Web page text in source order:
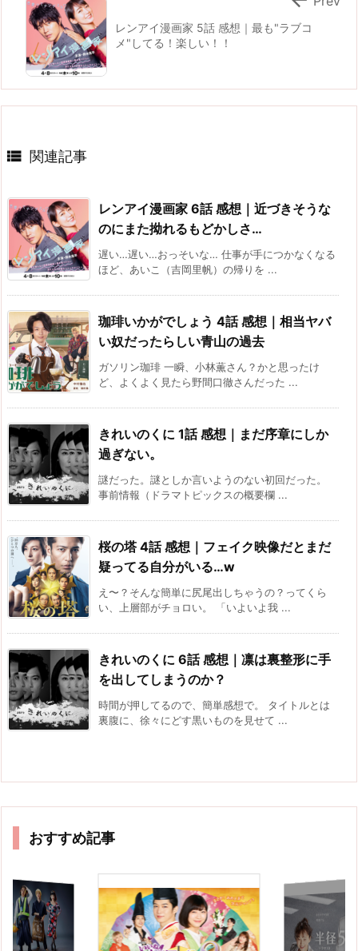
レンアイ漫画家 5話 感想｜最も"ラブコ
メ"してる！楽しい！！
 関連記事
レンアイ漫画家 6話 感想｜近づきそうな
のにまた拗れるもどかしさ…
遅い…遅い…おっそいな… 仕事が手につかなくなる
ほど、あいこ（吉岡里帆）の帰りを ...
珈琲いかがでしょう 4話 感想｜相当ヤバ
い奴だったらしい青山の過去
ガソリン珈琲 一瞬、小林薫さん？かと思ったけ
ど、よくよく見たら野間口徹さんだった ...
きれいのくに 1話 感想｜まだ序章にしか
過ぎない。
謎だった。謎としか言いようのない初回だった。
事前情報（ドラマトピックスの概要欄 ...
桜の塔 4話 感想｜フェイク映像だとまだ
疑ってる自分がいる…w
え〜？そんな簡単に尻尾出しちゃうの？ってくら
い、上層部がチョロい。 「いよいよ我 ...
きれいのくに 6話 感想｜凛は裏整形に手
を出してしまうのか？
時間が押してるので、簡単感想で。 タイトルとは
裏腹に、徐々にどす黒いものを見せて ...
おすすめ記事